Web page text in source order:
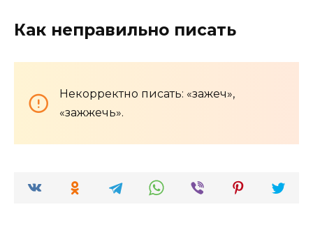
Как неправильно писать
Некорректно писать: «зажеч»,
«зажжечь».